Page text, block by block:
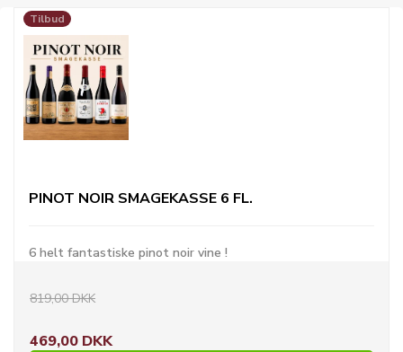
Tilbud
PINOT NOIR SMAGEKASSE 6 FL.
6 helt fantastiske pinot noir vine !
819,00 DKK
469,00 DKK